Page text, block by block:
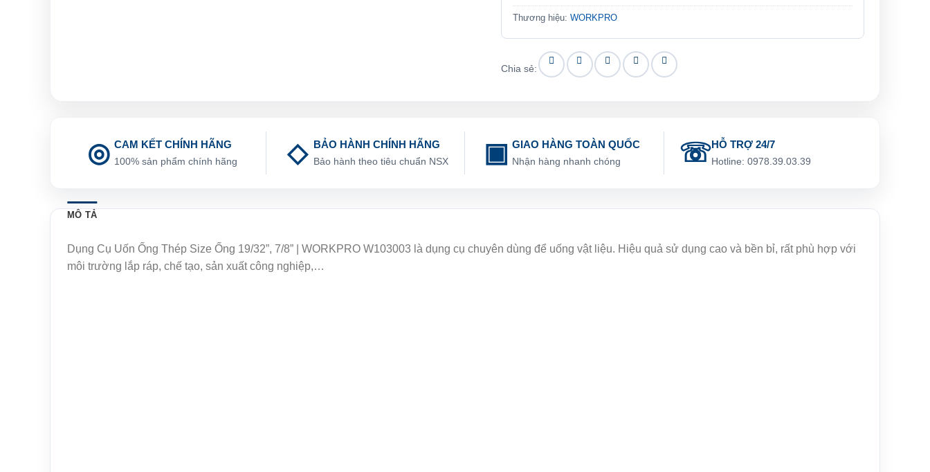
Thương hiệu:WORKPRO
Chia sẻ:
CAM KẾT CHÍNH HÃNG
100% sản phẩm chính hãng
BẢO HÀNH CHÍNH HÃNG
Bảo hành theo tiêu chuẩn NSX
GIAO HÀNG TOÀN QUỐC
Nhận hàng nhanh chóng
HỖ TRỢ 24/7
Hotline: 0978.39.03.39
MÔ TẢ
Dụng Cụ Uốn Ống Thép Size Ống 19/32”, 7/8” | WORKPRO W103003 là dụng cụ chuyên dùng để uống vật liệu. Hiệu quả sử dụng cao và bền bỉ, rất phù hợp với
môi trường lắp ráp, chế tạo, sản xuất công nghiệp,…